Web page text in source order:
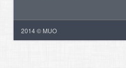
2014 © MUO